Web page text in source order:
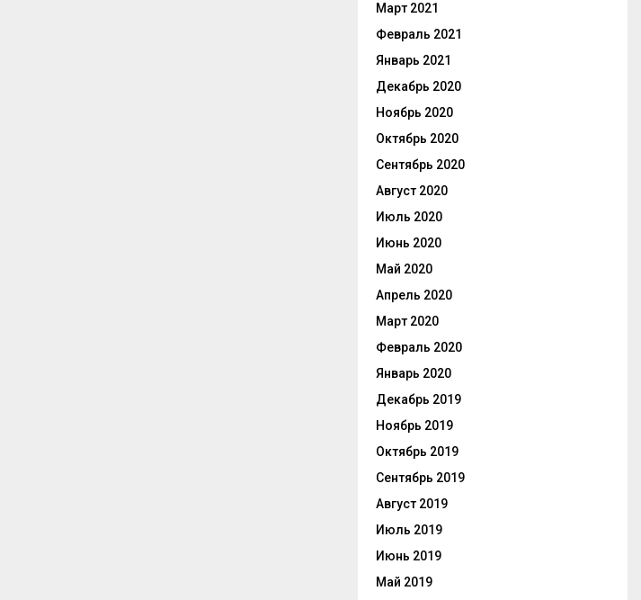
Март 2021
Февраль 2021
Январь 2021
Декабрь 2020
Ноябрь 2020
Октябрь 2020
Сентябрь 2020
Август 2020
Июль 2020
Июнь 2020
Май 2020
Апрель 2020
Март 2020
Февраль 2020
Январь 2020
Декабрь 2019
Ноябрь 2019
Октябрь 2019
Сентябрь 2019
Август 2019
Июль 2019
Июнь 2019
Май 2019